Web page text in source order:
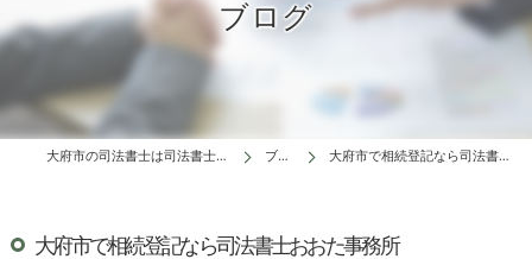
ブログ
大府市の司法書士は司法書士おおた事務所 ブログ 大府市で相続登記なら司法書士おおた事務所
大府市で相続登記なら司法書士おおた事務所